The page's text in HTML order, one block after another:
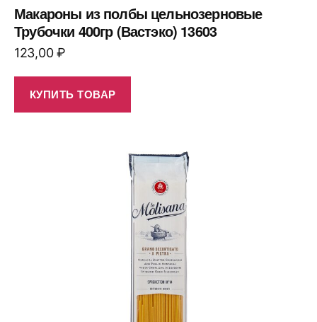
Макароны из полбы цельнозерновые
Трубочки 400гр (Вастэко) 13603
123,00₽
КУПИТЬ ТОВАР